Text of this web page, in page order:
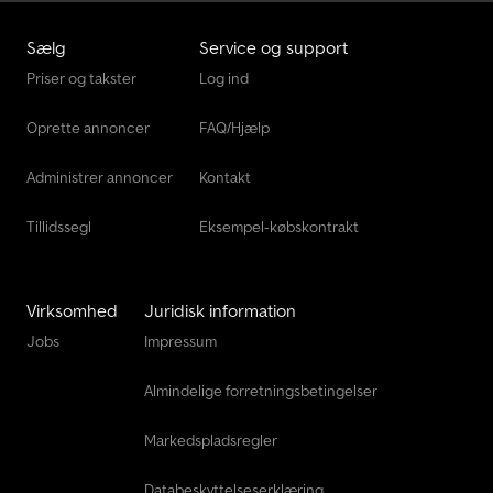
Sælg
Priser og takster
Oprette annoncer
Administrer annoncer
Tillidssegl
Service og support
Log ind
FAQ/Hjælp
Kontakt
Eksempel-købskontrakt
Virksomhed
Jobs
Juridisk information
Impressum
Almindelige forretningsbetingelser
Markedspladsregler